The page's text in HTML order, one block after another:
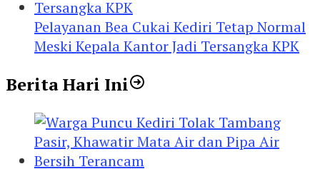
Pelayanan Bea Cukai Kediri Tetap Normal
Meski Kepala Kantor Jadi Tersangka KPK
Berita Hari Ini